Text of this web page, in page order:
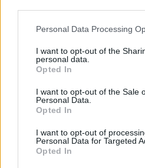
Personal Data Processing
I want to opt-out of the
personal data.
Opted In
I want to opt-out of the Sale
Personal Data.
Opted In
I want to opt-out of
Personal Data for Targeted
Opted In